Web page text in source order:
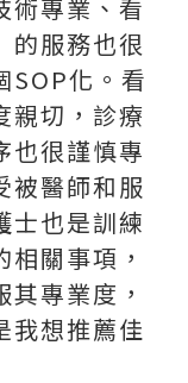
術專業、看
的服務也很
SOP化。看
親切，診療
也很謹慎專
被醫師和服
士也是訓練
關事項，
專業度，
我想推薦佳